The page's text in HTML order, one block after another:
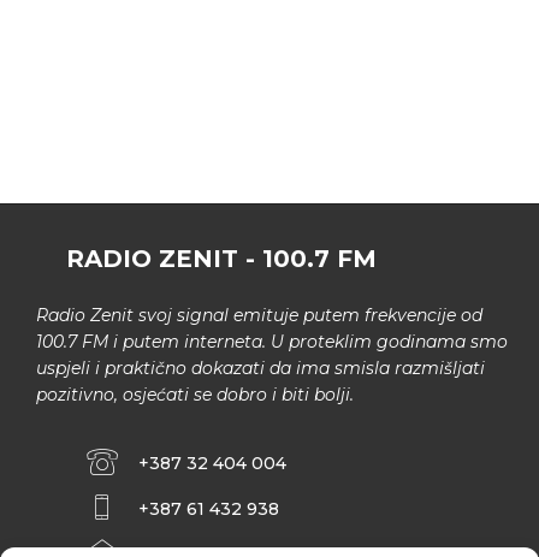
RADIO ZENIT - 100.7 FM
Radio Zenit svoj signal emituje putem frekvencije od
100.7 FM i putem interneta. U proteklim godinama smo
uspjeli i praktično dokazati da ima smisla razmišljati
pozitivno, osjećati se dobro i biti bolji.
+387 32 404 004
+387 61 432 938